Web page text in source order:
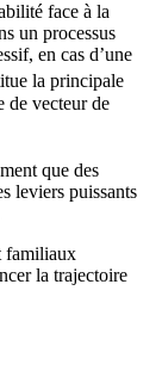
face à la
un processus
en cas d’une
la principale
de vecteur de
que des
leviers puissants
familiaux
la trajectoire